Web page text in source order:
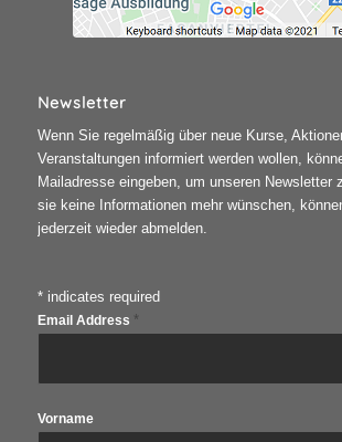
Newsletter
Wenn Sie regelmäßig über neue Kurse,
Veranstaltungen informiert werden wollen,
Mailadresse eingeben, um unseren Newsletter
sie keine Informationen mehr wünschen,
jederzeit wieder abmelden.
*indicates required
Email Address *
Vorname